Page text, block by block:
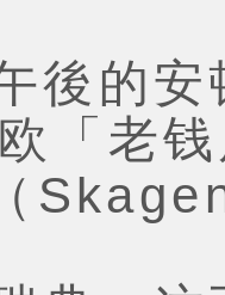
安顿
「老